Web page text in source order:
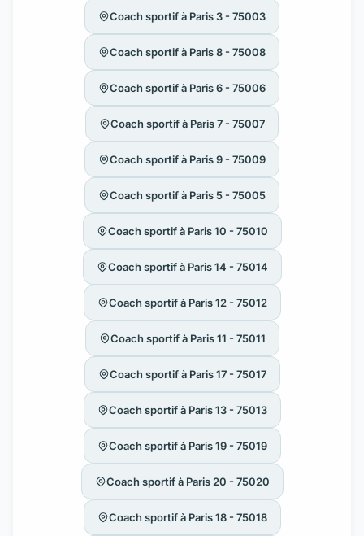
Coach sportif à Paris 3 - 75003
Coach sportif à Paris 8 - 75008
Coach sportif à Paris 6 - 75006
Coach sportif à Paris 7 - 75007
Coach sportif à Paris 9 - 75009
Coach sportif à Paris 5 - 75005
Coach sportif à Paris 10 - 75010
Coach sportif à Paris 14 - 75014
Coach sportif à Paris 12 - 75012
Coach sportif à Paris 11 - 75011
Coach sportif à Paris 17 - 75017
Coach sportif à Paris 13 - 75013
Coach sportif à Paris 19 - 75019
Coach sportif à Paris 20 - 75020
Coach sportif à Paris 18 - 75018